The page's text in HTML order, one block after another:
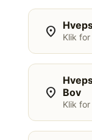
location_on Klik
location_on
Bov
Klik